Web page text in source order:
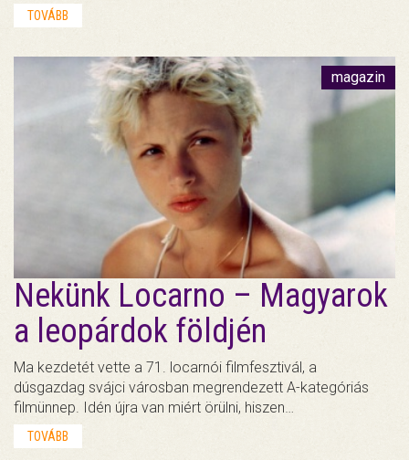
TOVÁBB
magazin
Nekünk Locarno – Magyarok
a leopárdok földjén
Ma kezdetét vette a 71. locarnói filmfesztivál, a
dúsgazdag svájci városban megrendezett A-kategóriás
filmünnep. Idén újra van miért örülni, hiszen…
TOVÁBB